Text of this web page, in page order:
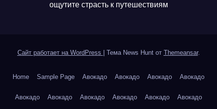
ощутите страсть к путешествиям
Сайт работает на WordPress Тема News Hunt от Themeansar.
Home Sample Page Авокадо Авокадо Авокадо Авокадо
Авокадо Авокадо Авокадо Авокадо Авокадо Авокадо